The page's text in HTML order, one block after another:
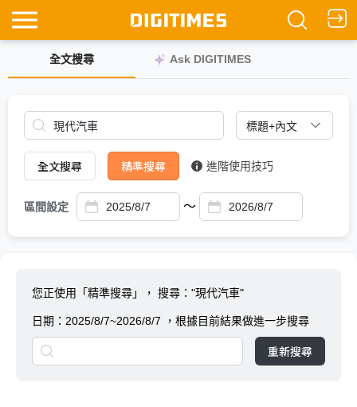
全文搜尋 Ask DIGITIMES
全文搜尋 精準搜尋 進階使用技巧
區間設定 ～
您正使用「精準搜尋」， 搜尋："現代汽車"
日期： 2025/8/7~2026/8/7 ，根據目前結果做進一步搜尋
重新搜尋